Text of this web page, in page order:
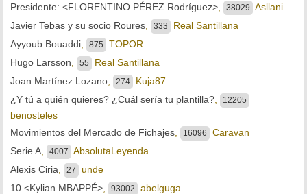
Presidente: <FLORENTINO PÉREZ Rodríguez>
38029
Asllani
Javier Tebas y su socio Roures
333
Real Santillana
Ayyoub Bouaddi
875
TOPOR
Hugo Larsson
55
Real Santillana
Joan Martínez Lozano
274
Kuja87
¿Y tú a quién quieres? ¿Cuál sería tu plantilla?
12205
benosteles
Movimientos del Mercado de Fichajes
16096
Caravan
Serie A
4007
AbsolutaLeyenda
Alexis Ciria
27
unde
10 <Kylian MBAPPÉ>
93002
abelguga